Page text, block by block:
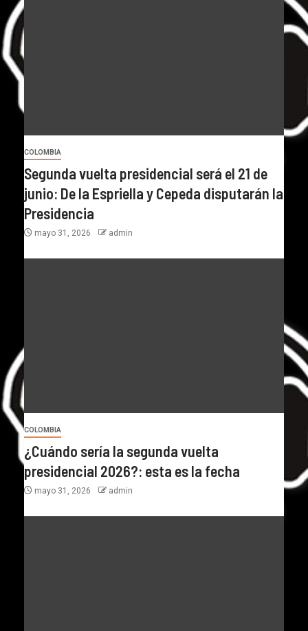
COLOMBIA
Segunda vuelta presidencial será el 21 de
junio: De la Espriella y Cepeda disputarán la
Presidencia
mayo 31, 2026 admin
COLOMBIA
¿Cuándo sería la segunda vuelta
presidencial 2026?: esta es la fecha
mayo 31, 2026 admin